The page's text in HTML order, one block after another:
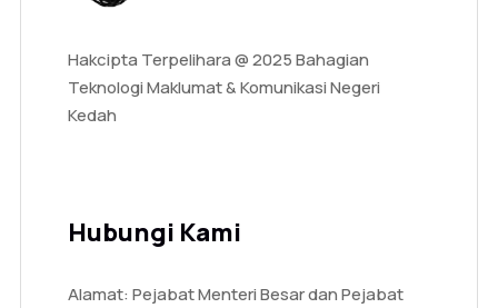
Hakcipta Terpelihara @ 2025 Bahagian
Teknologi Maklumat & Komunikasi Negeri
Kedah
Hubungi Kami
Alamat: Pejabat Menteri Besar dan Pejabat